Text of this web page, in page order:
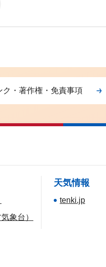
ク・著作権・免責事項
象台）
天気情報
tenki.jp